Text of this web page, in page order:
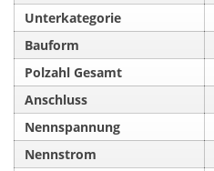
Unterkategorie
Bauform
Polzahl Gesamt
Anschluss
Nennspannung
Nennstrom